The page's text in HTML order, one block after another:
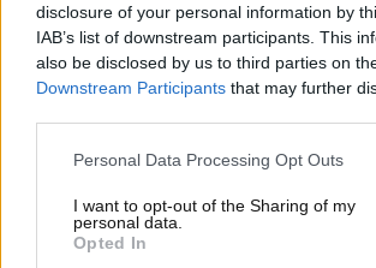
disclosure of your personal information by
IAB’s list of downstream participants. This
also be disclosed by us to third parties on
Downstream Participants that may further
Personal Data Processing Opt Outs
I want to opt-out of the Sharing of my
personal data.
Opted In
La casa giapponese ha scelto di
Suzuki, altro brand che ha addirittura
MotoGP qualche anno fa per
modello WN7. Non poteva però non
fans qualche anticipazione e, infatti,
dell’azienda sono uscite una foto della
lasciamo qui sotto – ed una data